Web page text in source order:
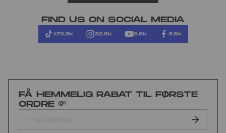
FIND US ON SOCIAL MEDIA
179.3k 32.5k 9.6k 3.5k
FÅ HEMMELIG RABAT TIL FØRSTE
ORDRE 💸